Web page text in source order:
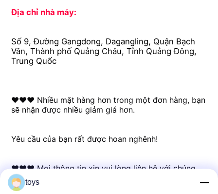
Địa chỉ nhà máy:
Số 9, Đường Gangdong, Dagangling, Quận Bạch
Vân, Thành phố Quảng Châu, Tỉnh Quảng Đông,
Trung Quốc
♥♥♥ Nhiều mặt hàng hơn trong một đơn hàng, bạn
sẽ nhận được nhiều giảm giá hơn.
Yêu cầu của bạn rất được hoan nghênh!
♥♥♥ Mọi thông tin xin vui lòng liên hệ với chúng
tôi một cách tự do.
toys